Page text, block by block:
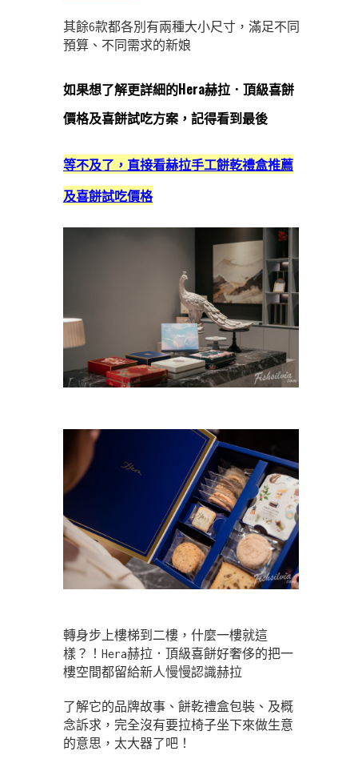
其餘6款都各別有兩種大小尺寸，滿足不同
預算、不同需求的新娘
如果想了解更詳細的Hera赫拉．頂級喜餅
價格及喜餅試吃方案，記得看到最後
等不及了，直接看赫拉手工餅乾禮盒推薦
及喜餅試吃價格
轉身步上樓梯到二樓，什麼一樓就這
樣？！Hera赫拉．頂級喜餅好奢侈的把一
樓空間都留給新人慢慢認識赫拉
了解它的品牌故事、餅乾禮盒包裝、及概
念訴求，完全沒有要拉椅子坐下來做生意
的意思，太大器了吧！